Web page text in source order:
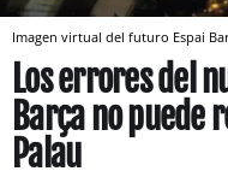
Imagen virtual del futuro Espai
Los errores del
Barça no puede
Palau